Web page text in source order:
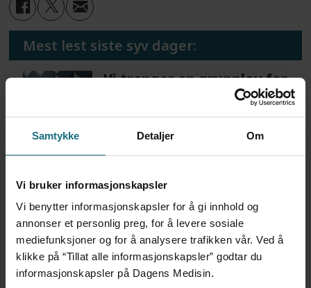
Samtykke Detaljer Om
Vi bruker informasjonskapsler
Vi benytter informasjonskapsler for å gi innhold og
annonser et personlig preg, for å levere sosiale
mediefunksjoner og for å analysere trafikken vår. Ved å
klikke på “Tillat alle informasjonskapsler” godtar du
informasjonskapsler på Dagens Medisin.
Mest lest siste syv dager:
Vi trenger en grunnlov for
2 dager siden
frigjør tid for
helsepersonell: – Det er
helt magisk å være
forvakt nå
3 dager siden